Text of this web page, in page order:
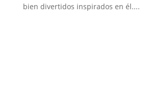
bien divertidos inspirados en él....